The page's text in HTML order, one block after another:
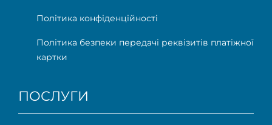
Політика конфіденційності
Політика безпеки передачі реквізитів платіжної
картки
ПОСЛУГИ